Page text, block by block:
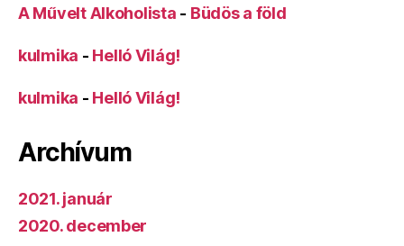
A Művelt Alkoholista - Büdös a föld
kulmika - Helló Világ!
kulmika - Helló Világ!
Archívum
2021. január
2020. december